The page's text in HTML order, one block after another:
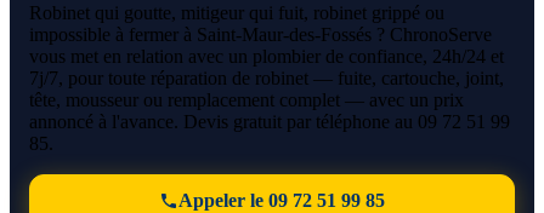
Robinet qui goutte, mitigeur qui fuit, robinet grippé ou
impossible à fermer à Saint-Maur-des-Fossés ? ChronoServe
vous met en relation avec un plombier de confiance, 24h/24 et
7j/7, pour toute réparation de robinet — fuite, cartouche, joint,
tête, mousseur ou remplacement complet — avec un prix
annoncé à l'avance. Devis gratuit par téléphone au 09 72 51 99
85.
Appeler le 09 72 51 99 85